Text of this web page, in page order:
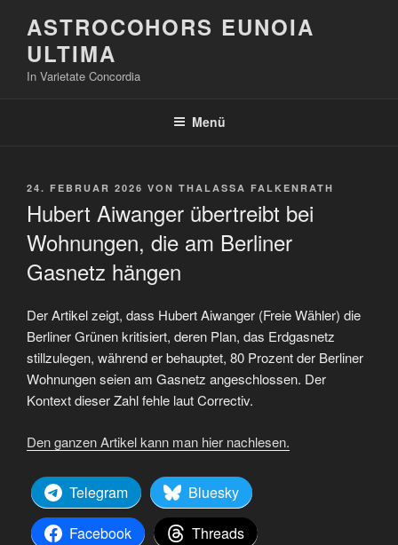
Inhalt
springen
ASTROCOHORS EUNOIA
ULTIMA
In Varietate Concordia
Menü
VERÖFFENTLICHT
24. FEBRUAR 2026 VON THALASSA FALKENRATH
Hubert Aiwanger übertreibt bei
Wohnungen, die am Berliner
Gasnetz hängen
Der Artikel zeigt, dass Hubert Aiwanger (Freie Wähler) die
Berliner Grünen kritisiert, deren Plan, das Erdgasnetz
stillzulegen, während er behauptet, 80 Prozent der Berliner
Wohnungen seien am Gasnetz angeschlossen. Der
Kontext dieser Zahl fehle laut Correctiv.
Den ganzen Artikel kann man hier nachlesen.
Telegram
Bluesky
Facebook
Threads